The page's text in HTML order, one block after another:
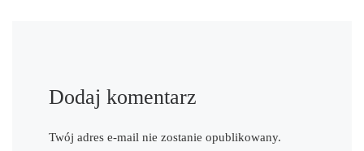
Dodaj komentarz
Twój adres e-mail nie zostanie opublikowany.